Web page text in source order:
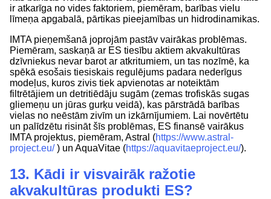
ir atkarīga no vides faktoriem, piemēram, barības vielu
līmeņa apgabalā, pārtikas pieejamības un hidrodinamikas.
IMTA pieņemšanā joprojām pastāv vairākas problēmas.
Piemēram, saskaņā ar ES tiesību aktiem akvakultūras
dzīvniekus nevar barot ar atkritumiem, un tas nozīmē, ka
spēkā esošais tiesiskais regulējums padara nederīgus
modeļus, kuros zivis tiek apvienotas ar noteiktām
filtrētājiem un detritiēdāju sugām (zemas trofiskās sugas
gliemeņu un jūras gurķu veidā), kas pārstrādā barības
vielas no neēstām zivīm un izkārnījumiem. Lai novērtētu
un palīdzētu risināt šīs problēmas, ES finansē vairākus
IMTA projektus, piemēram, Astral (https://www.astral-
project.eu/) un AquaVitae (https://aquavitaeproject.eu/).
13. Kādi ir visvairāk ražotie
akvakultūras produkti ES?